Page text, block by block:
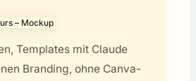
Templates mit Claude
Branding, ohne Canva-